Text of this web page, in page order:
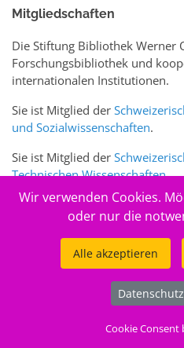
Mitgliedschaften
Die Stiftung Bibliothek Werner
Forschungsbibliothek und
internationalen Institutionen.
Sie ist Mitglied der
und Sozialwissenschaften.
Sie ist Mitglied der
Technischen Wissenschaften.
Sie ist zudem Mitglied des
Stiftung
Wir verwenden Cookies.
oder nur die
Alle akzeptieren
Cookie Consent